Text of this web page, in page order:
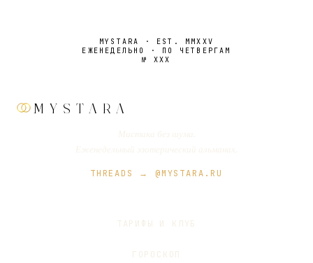
MYSTARA · EST. MMXXV
ЕЖЕНЕДЕЛЬНО · ПО ЧЕТВЕРГАМ
№ XXX
MYSTARA
THREADS → @MYSTARA.RU
ТАРИФЫ И КЛУБ
ГОРОСКОП